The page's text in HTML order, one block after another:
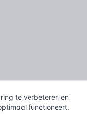
te verbeteren en
functioneert.